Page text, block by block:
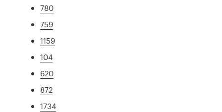
780
759
1159
104
620
872
1734